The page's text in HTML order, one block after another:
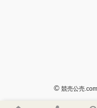
© 競売公売.com